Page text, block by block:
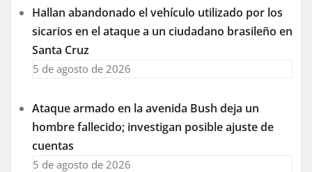
Hallan abandonado el vehículo utilizado por los
sicarios en el ataque a un ciudadano brasileño en
Santa Cruz
5 de agosto de 2026
Ataque armado en la avenida Bush deja un
hombre fallecido; investigan posible ajuste de
cuentas
5 de agosto de 2026